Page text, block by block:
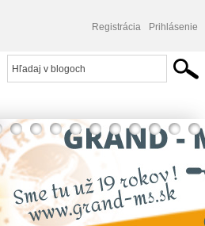
Registrácia Prihlásenie